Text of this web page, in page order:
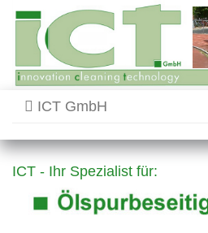
ICT GmbH
ICT - Ihr Spezialist für: